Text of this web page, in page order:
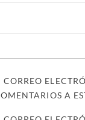
CORREO
A